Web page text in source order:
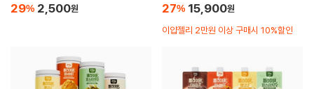
29% 2,500원
정
이얍젤리 2만원 이상 구매시 10%할인
27% 15,900원